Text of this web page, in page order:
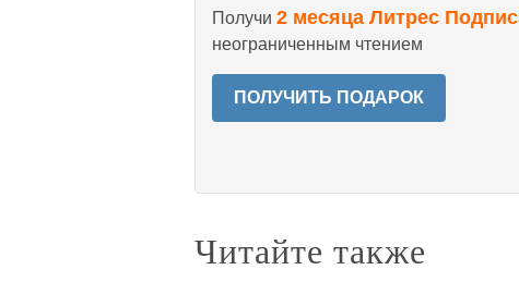
Получи 2 месяца Литрес
неограниченным чтением
ПОЛУЧИТЬ ПОДАРОК
Читайте также